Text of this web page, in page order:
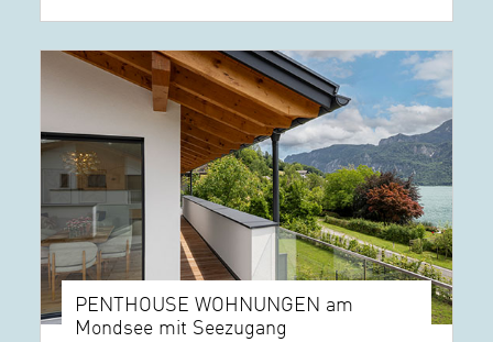
PENTHOUSE WOHNUNGEN am
Mondsee mit Seezugang